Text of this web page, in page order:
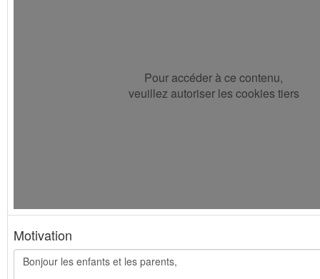
Pour accéder à ce contenu,
veuillez autoriser les cookies tiers
Motivation